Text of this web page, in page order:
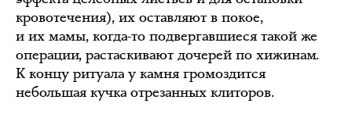
кровотечения), их оставляют в покое,
и их мамы, когда-то подвергавшиеся такой же
операции, растаскивают дочерей по хижинам.
К концу ритуала у камня громоздится
небольшая кучка отрезанных клиторов.